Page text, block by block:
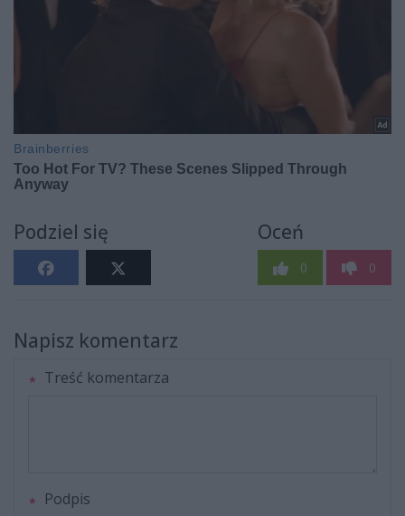
Podziel się Oceń
0 0
Napisz komentarz
Treść komentarza
Podpis